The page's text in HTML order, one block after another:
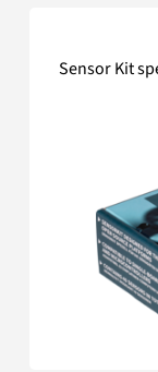
Sensor Kit